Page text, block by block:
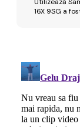
Utilizează
16X 9SG a